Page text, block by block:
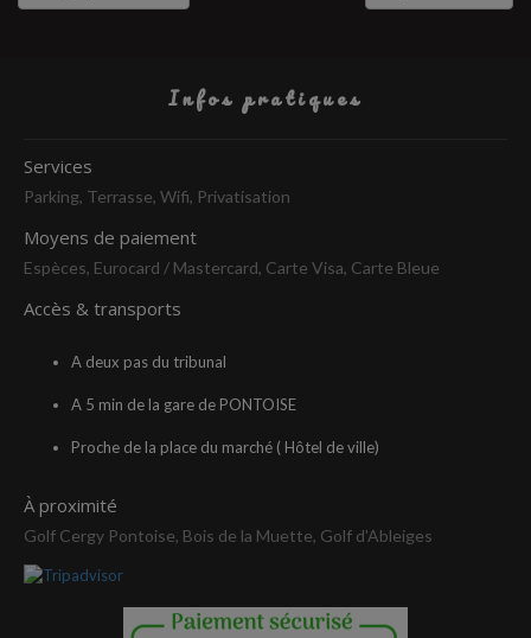
Infos pratiques
Services
Parking, Terrasse, Wifi, Privatisation
Moyens de paiement
Espèces, Eurocard / Mastercard, Carte Visa, Carte Bleue
Accès & transports
A deux pas du tribunal
A 5 min de la gare de PONTOISE
Proche de la place du marché ( Hôtel de ville)
À proximité
Golf Cergy Pontoise, Bois de la Muette, Golf d'Ableiges